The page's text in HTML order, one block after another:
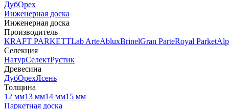
ДубОрех
Инженерная доска
Инженерная доска
Производитель
KRAFT PARKETTLab ArteAbluxBrinelGran ParteRoyal Parket
Селекция
НатурСелектРустик
Древесина
ДубОрехЯсень
Толщина
12 мм13 мм14 мм15 мм
Паркетная доска